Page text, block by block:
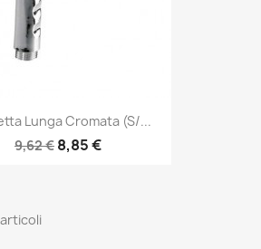
Lunga Cromata (s/...
9,62 € 8,85 €
articoli